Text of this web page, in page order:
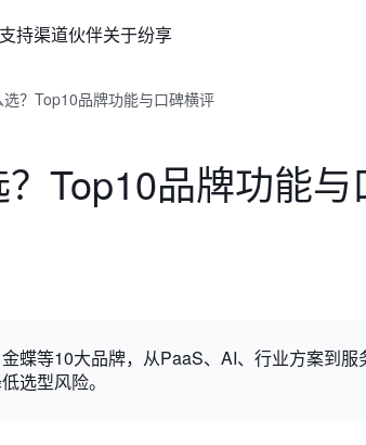
持渠道伙伴关于纷享
？Top10品牌功能与口碑横评
Top10品牌功能与
蝶等10大品牌，从PaaS、AI、行业方案到服
选型风险。